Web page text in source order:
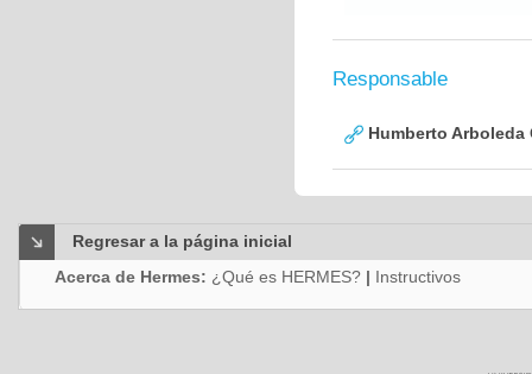
Responsable
Humberto Arboleda
Regresar a la página inicial
Acerca de Hermes: ¿Qué es HERMES? | Instructivos